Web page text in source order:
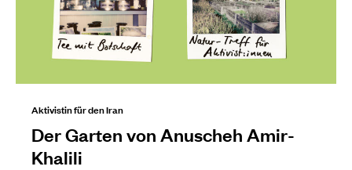
Aktivistin für den Iran
Der Garten von Anuscheh Amir-
Khalili